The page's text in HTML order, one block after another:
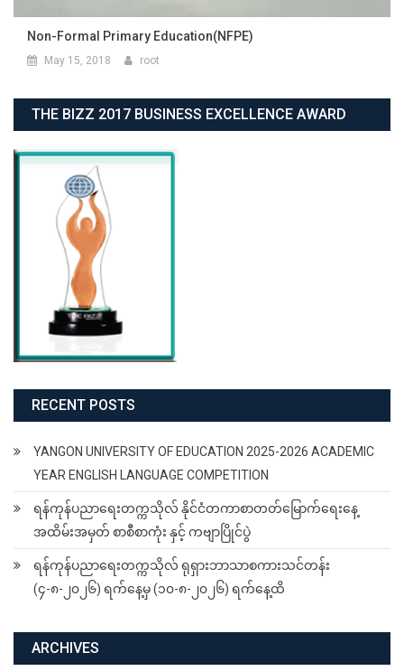
Non-Formal Primary Education(NFPE)
May 15, 2018 root
THE BIZZ 2017 BUSINESS EXCELLENCE AWARD
RECENT POSTS
YANGON UNIVERSITY OF EDUCATION 2025-2026 ACADEMIC
YEAR ENGLISH LANGUAGE COMPETITION
ရန်ကုန်ပညာရေးတက္ကသိုလ် နိုင်ငံတကာစာတတ်မြောက်ရေးနေ့
အထိမ်းအမှတ် စာစီစာကုံး နှင့် ကဗျာပြိုင်ပွဲ
ရန်ကုန်ပညာရေးတက္ကသိုလ် ရုရှားဘာသာစကားသင်တန်း
(၄-၈-၂၀၂၆) ရက်နေ့မှ (၁၀-၈-၂၀၂၆) ရက်နေ့ထိ
ARCHIVES